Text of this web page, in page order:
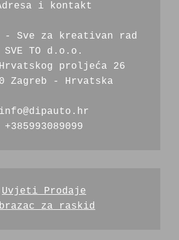
i kontakt
- Sve za kreativan rad
SVE TO d.o.o.
proljeća 26
Zagreb - Hrvatska
info@dipauto.hr
+385993089099
Uvjeti Prodaje
za raskid